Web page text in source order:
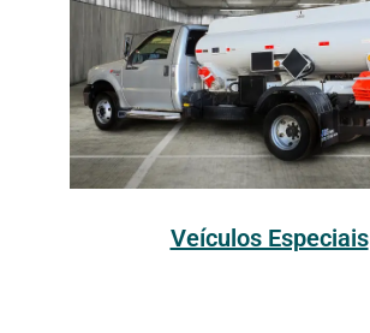
Veículos Especiais